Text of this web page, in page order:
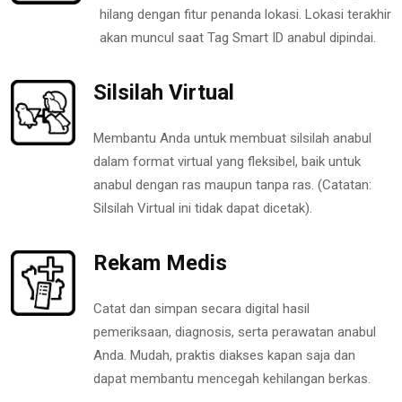
hilang dengan fitur penanda lokasi. Lokasi terakhir
akan muncul saat Tag Smart ID anabul dipindai.
Silsilah Virtual
Membantu Anda untuk membuat silsilah anabul
dalam format virtual yang fleksibel, baik untuk
anabul dengan ras maupun tanpa ras. (Catatan:
Silsilah Virtual ini tidak dapat dicetak).
Rekam Medis
Catat dan simpan secara digital hasil
pemeriksaan, diagnosis, serta perawatan anabul
Anda. Mudah, praktis diakses kapan saja dan
dapat membantu mencegah kehilangan berkas.